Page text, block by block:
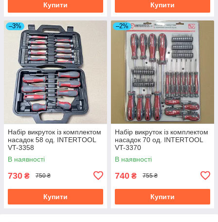
Купити Купити
–3%
Набір викруток із комплектом
насадок 58 од. INTERTOOL
VT-3358
В наявності
730 ₴ 750 ₴
Купити
–2%
Набір викруток із комплектом
насадок 70 од. INTERTOOL
VT-3370
В наявності
740 ₴ 755 ₴
Купити